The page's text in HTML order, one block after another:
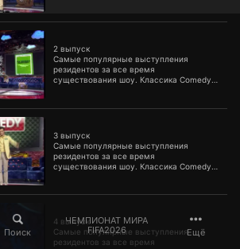
Поиск
ЧЕМПИОНАТ МИРА
FIFA2026
Ещё
2 выпуск
Самые популярные выступления
резидентов за все время
существования шоу. Классика Comedy
3 выпуск
Самые популярные выступления
резидентов за все время
существования шоу. Классика Comedy
4 выпуск
Самые популярные выступления
резидентов за все время